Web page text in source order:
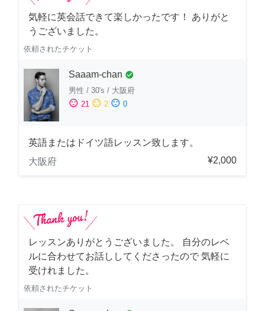
気軽に英会話できて楽しかったです！ ありがと
うございました。
依頼されたチケット
Saaam-chan check_circle
男性 / 30's / 大阪府
sentiment_satisfied 21 sentiment_neutral 2 sentiment_dissatisfied 0
英語またはドイツ語レッスン致します。
大阪府
¥2,000
レッスンありがとうございました。 自分のレベ
ルに合わせてお話ししてくださったので 気軽に
受けれました。
依頼されたチケット